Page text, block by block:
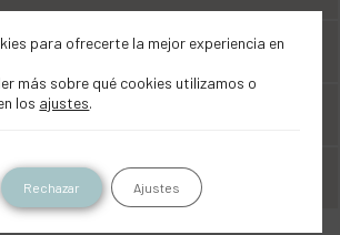
para ofrecerte la mejor experiencia en
más sobre qué cookies utilizamos o
los ajustes.
Rechazar Ajustes